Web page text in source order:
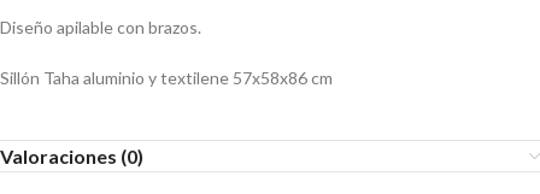
Diseño apilable con brazos.
Sillón Taha aluminio y textilene 57x58x86 cm
Valoraciones (0)